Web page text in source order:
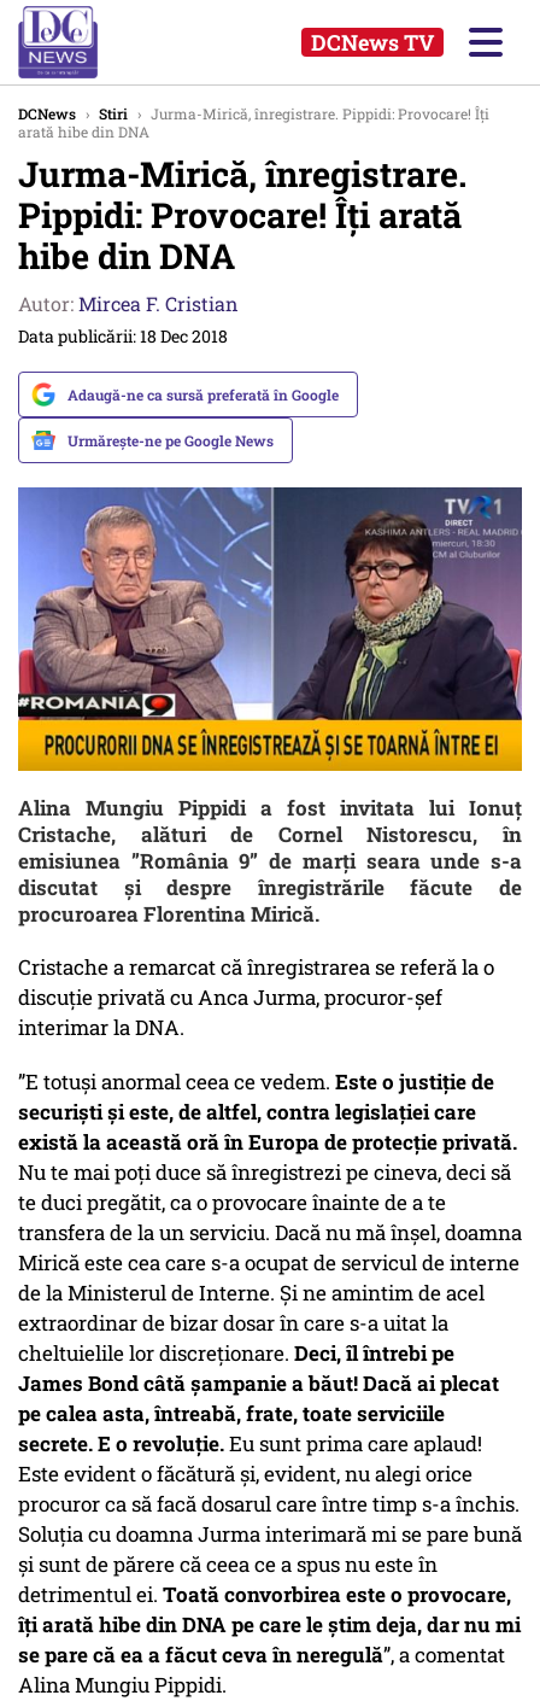
DCNews TV
DCNews › Stiri › Jurma-Mirică, înregistrare. Pippidi: Provocare! Îți
arată hibe din DNA
Jurma-Mirică, înregistrare.
Pippidi: Provocare! Îți arată
hibe din DNA
Autor:Mircea F. Cristian
Data publicării: 18 Dec 2018
Adaugă-ne ca sursă preferată în Google
Urmărește-ne pe Google News
Alina Mungiu Pippidi a fost invitata lui Ionuț
Cristache, alături de Cornel Nistorescu, în
emisiunea ”România 9” de marți seara unde s-a
discutat și despre înregistrările făcute de
procuroarea Florentina Mirică.
Cristache a remarcat că înregistrarea se referă la o
discuție privată cu Anca Jurma, procuror-șef
interimar la DNA.
”E totuși anormal ceea ce vedem. Este o justiție de
securiști și este, de altfel, contra legislației care
există la această oră în Europa de protecție privată.
Nu te mai poți duce să înregistrezi pe cineva, deci să
te duci pregătit, ca o provocare înainte de a te
transfera de la un serviciu. Dacă nu mă înșel, doamna
Mirică este cea care s-a ocupat de servicul de interne
de la Ministerul de Interne. Și ne amintim de acel
extraordinar de bizar dosar în care s-a uitat la
cheltuielile lor discreționare. Deci, îl întrebi pe
James Bond câtă șampanie a băut! Dacă ai plecat
pe calea asta, întreabă, frate, toate serviciile
secrete. E o revoluție.Eu sunt prima care aplaud!
Este evident o făcătură și, evident, nu alegi orice
procuror ca să facă dosarul care între timp s-a închis.
Soluția cu doamna Jurma interimară mi se pare bună
și sunt de părere că ceea ce a spus nu este în
detrimentul ei. Toată convorbirea este o provocare,
îți arată hibe din DNA pe care le știm deja, dar nu mi
se pare că ea a făcut ceva în neregulă”, a comentat
Alina Mungiu Pippidi.